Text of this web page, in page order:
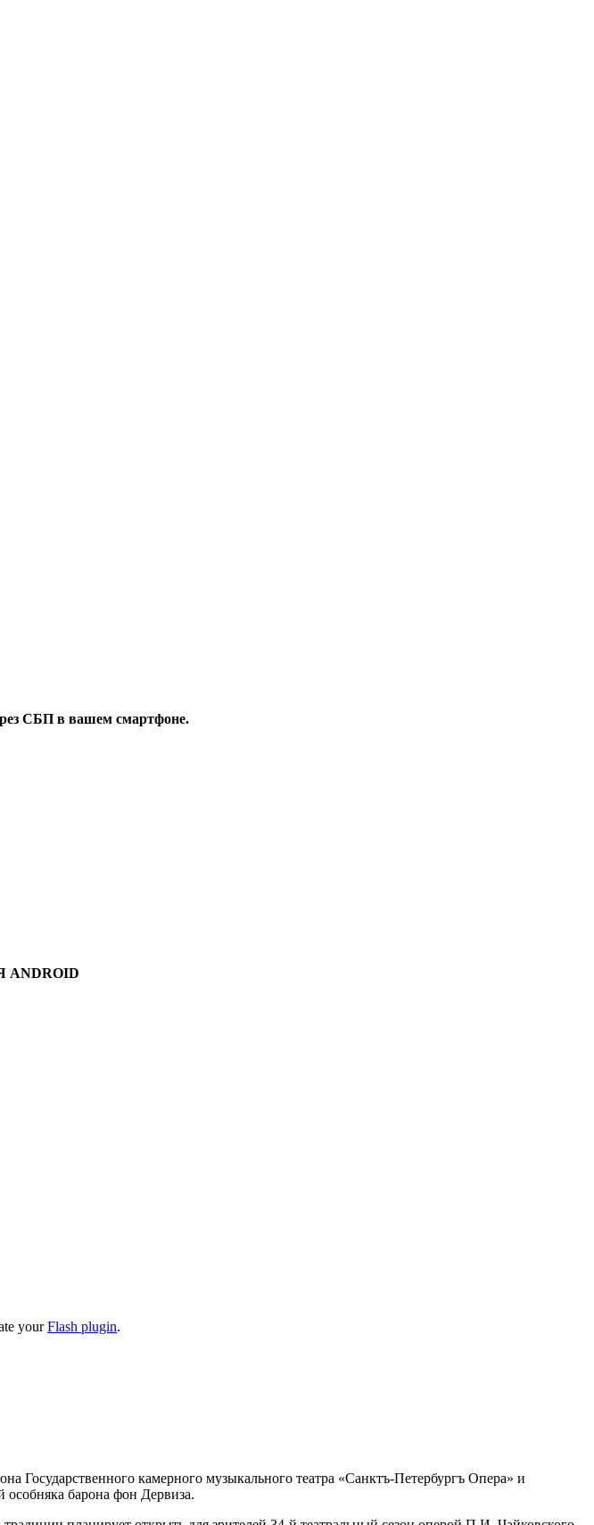
СБП в вашем смартфоне.
yourFlash plugin.
Государственного камерного музыкального театра «Санктъ-Петербургъ Опера» и
особняка барона фон Дервиза.